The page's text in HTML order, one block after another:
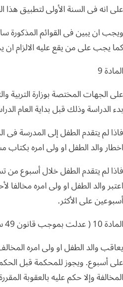
على انه فى السنة الأولى لتطبيق
ويجب ان يبين فى القوائم المذكورة
كما يجب على من يقع عليه الالزام ان
المادة 9
على الجهات المختصة بوزارة التربية
بدء الدراسة وذلك قبل بداية العام
فاذا لم يتقدم الطفل إلى المدرسة
اخطار والد الطفل او ولى امره
فاذا لم يتقدم الطفل خلال أسبوع
اعتبر والد الطفل او ولى امره مخالفا
أسبوعين على الأكثر.
المادة 10 ( عدلت بموجب قانون 49 سنة 1994 المادة 1 )
يعاقب والد الطفل او ولى امره
على أسبوع. ويجوز للمحكمة قبل
المخالفة وإلا حكم عليه بالعقوبة